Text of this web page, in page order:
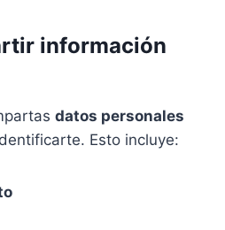
información
datos personales
Esto incluye: